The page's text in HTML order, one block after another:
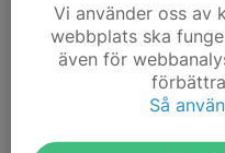
Mobil visas bara för
E-post visas bara för
Patrik Göransson
Huvudmaterialare
Vi använder oss av
webbplats ska
även för
Så